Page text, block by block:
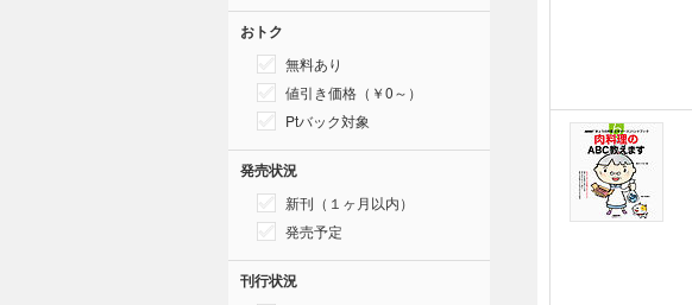
おトク
無料あり
値引き価格（￥0～）
Ptバック対象
発売状況
新刊（１ヶ月以内）
発売予定
刊行状況